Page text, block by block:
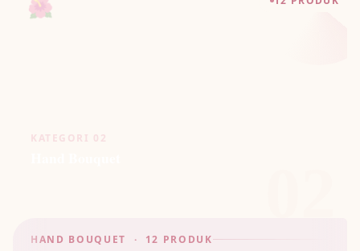
🌺
KATEGORI 02
HAND BOUQUET · 12 PRODUK